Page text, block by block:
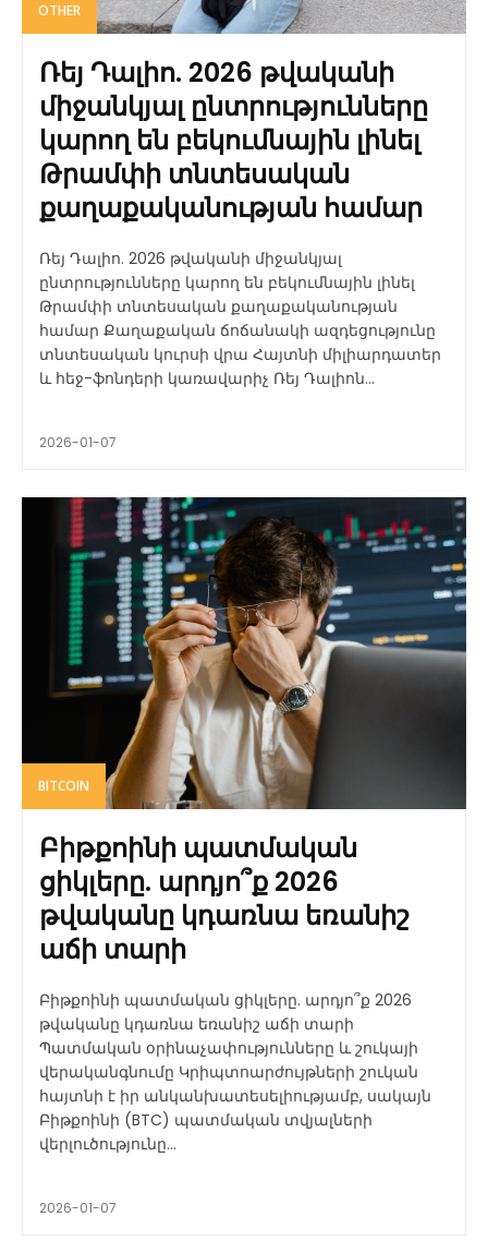
OTHER
Ռեյ Դալիո. 2026 թվականի
միջանկյալ ընտրությունները
կարող են բեկումնային լինել
Թրամփի տնտեսական
քաղաքականության համար
Ռեյ Դալիո. 2026 թվականի միջանկյալ
ընտրությունները կարող են բեկումնային լինել
Թրամփի տնտեսական քաղաքականության
համար Քաղաքական ճոճանակի ազդեցությունը
տնտեսական կուրսի վրա Հայտնի միլիարդատեր
և հեջ-ֆոնդերի կառավարիչ Ռեյ Դալիոն...
2026-01-07
BITCOIN
Բիթքոինի պատմական
ցիկլերը. արդյո՞ք 2026
թվականը կդառնա եռանիշ
աճի տարի
Բիթքոինի պատմական ցիկլերը. արդյո՞ք 2026
թվականը կդառնա եռանիշ աճի տարի
Պատմական օրինաչափությունները և շուկայի
վերականգնումը Կրիպտոարժույթների շուկան
հայտնի է իր անկանխատեսելիությամբ, սակայն
Բիթքոինի (BTC) պատմական տվյալների
վերլուծությունը...
2026-01-07